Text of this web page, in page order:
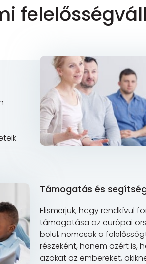
Támogatás és segítség
Elismerjük, hogy rendkívül
támogatása az európai
belül, nemcsak a
részeként, hanem azért is,
azokat az embereket,